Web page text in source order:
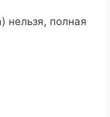
нельзя, полная